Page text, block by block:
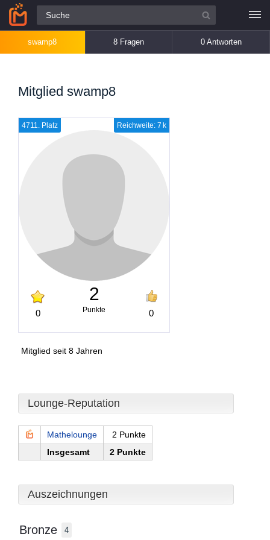
Alle Fragen
swamp8 8 Fragen 0 Antworten
Mitglied swamp8
Reichweite: 7 k
4711. Platz
0
2
Punkte 0
Mitglied seit 8 Jahren
Lounge-Reputation
Mathelounge
2 Punkte
Insgesamt
2 Punkte
Auszeichnungen
Bronze 4